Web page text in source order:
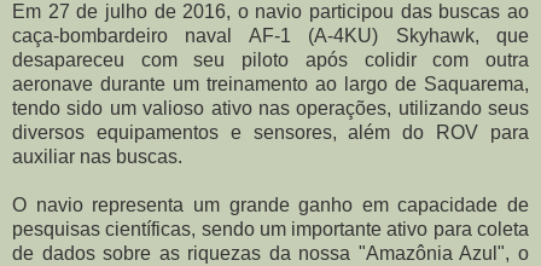
Em 27 de julho de 2016, o navio participou das buscas ao
caça-bombardeiro naval AF-1 (A-4KU) Skyhawk, que
desapareceu com seu piloto após colidir com outra
aeronave durante um treinamento ao largo de Saquarema,
tendo sido um valioso ativo nas operações, utilizando seus
diversos equipamentos e sensores, além do ROV para
auxiliar nas buscas.
O navio representa um grande ganho em capacidade de
pesquisas científicas, sendo um importante ativo para coleta
de dados sobre as riquezas da nossa "Amazônia Azul", o